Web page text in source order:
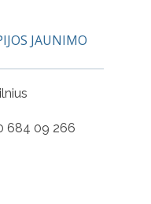
JAUNIMO
684 09 266